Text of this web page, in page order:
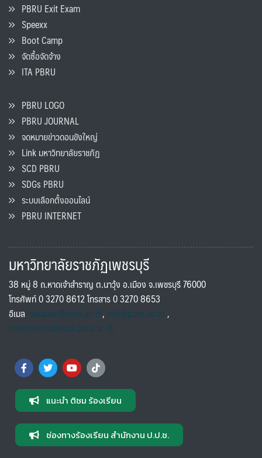
PBRU Exit Exam
Speexx
Boot Camp
จัดซื้อจัดจ้าง
ITA PBRU
PBRU LOGO
PBRU JOURNAL
จดหมายข่าวดอนขังใหญ่
Link มหาวิทยาลัยราชภัฏ
SCD PBRU
SDGs PBRU
ระบบเลือกตั้งออนไลน์
PBRU INTERNET
มหาวิทยาลัยราชภัฏเพชรบุรี
38 หมู่ 8 ถ.หาดเจ้าสำราญ ต.นาวุ้ง อ.เมือง จ.เพชรบุรี 76000
โทรศัพท์ 0 3270 8612 โทรสาร 0 3270 8653
อีเมล saraban@pbru.ac.th, info@pbru.ac.th,
international@mail.pbru.ac.th
แนะนำ ติชม ร้องเรียน
ช่องทางร้องเรียน สำนักงาน ป.ป.ช.